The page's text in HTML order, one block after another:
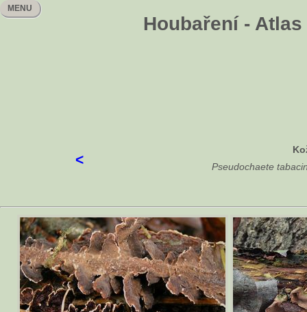
Houbaření -
MENU
<
Pseudochaete